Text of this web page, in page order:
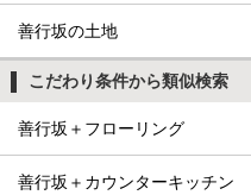
善行坂の土地
こだわり条件から類似検索
善行坂＋フローリング
善行坂＋カウンターキッチン